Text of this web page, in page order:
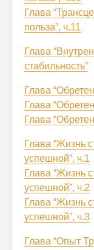
Глава
польза”, ч.11
Глава
стабильность”
Глава
Глава
Глава
Глава “Жизнь
успешной”, ч.1
Глава “Жизнь
успешной”, ч.2
Глава “Жизнь
успешной”, ч.3
Глава “Опыт